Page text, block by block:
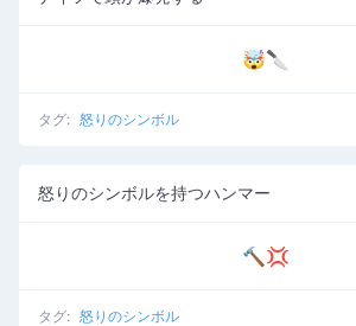
🤯🔪
タグ: 怒りのシンボル
怒りのシンボルを持つハンマー
🔨💢
タグ: 怒りのシンボル